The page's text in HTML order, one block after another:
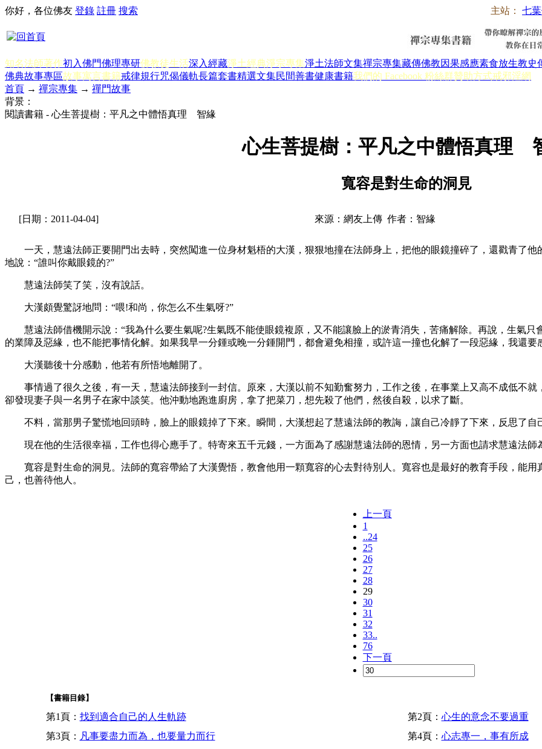
主站： 七
你好，各位佛友 登錄 註冊 搜索
知名法師著作初入佛門佛理專研佛教徒生活深入經藏淨土經典淨宗專集淨土法師文集禪宗專集藏傳佛教因果感應素食放生教史
佛典故事專區故事寓言書籍戒律規行咒偈儀軌長篇套書精選文集民間善書健康書籍我們的 Facebook 粉絲群贊助方式戒邪淫網
首頁 → 禪宗專集 → 禪門故事
背景：
閱讀書籍 - 心生菩提樹：平凡之中體悟真理 智緣
心生菩提樹：平凡之中體悟真理
寬容是對生命的洞見
[日期：2011-04-04] 來源：網友上傳 作者：智緣
一天，慧遠法師正要開門出去時，突然闖進一位身材魁梧的大漢，狠狠地撞在法師身上，把他的眼鏡撞碎了，還戳青了他
地說：“誰叫你戴眼鏡的?”
慧遠法師笑了笑，沒有說話。
大漢頗覺驚訝地問：“喂!和尚，你怎么不生氣呀?”
慧遠法師借機開示說：“我為什么要生氣呢?生氣既不能使眼鏡複原，又不能讓臉上的淤青消失，苦痛解除。再說，生氣只
的業障及惡緣，也不能把事情化解。如果我早一分鍾或晚一分鍾開門，都會避免相撞，或許這一撞也化解了一段惡緣，我還要
大漢聽後十分感動，他若有所悟地離開了。
事情過了很久之後，有一天，慧遠法師接到一封信。原來，大漢以前不知勤奮努力，工作之後，在事業上又高不成低不就
卻發現妻子與一名男子在家中談笑。他沖動地跑進廚房，拿了把菜刀，想先殺了他們，然後自殺，以求了斷。
不料，當那男子驚慌地回頭時，臉上的眼鏡掉了下來。瞬間，大漢想起了慧遠法師的教誨，讓自己冷靜了下來，反思了自
現在他的生活很幸福，工作也得心應手了。特寄來五千元錢，一方面為了感謝慧遠法師的恩情，另一方面也請求慧遠法師
寬容是對生命的洞見。法師的寬容帶給了大漢覺悟，教會他用一顆寬容的心去對待別人。寬容也是最好的教育手段，能用
己，也善待他人。
上一頁
1
..24
25
26
27
28
29
30
31
32
33..
76
下一頁
【書籍目錄】
第1頁： 找到適合自己的人生軌跡 第2頁： 心生的意念不要過重
第3頁： 凡事要盡力而為，也要量力而行 第4頁： 心志專一，事有所成